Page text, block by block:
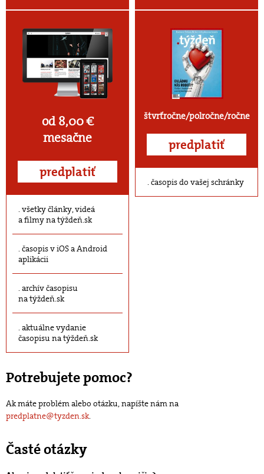
od 8,00 €
mesačne
predplatiť
všetky články, videá
a filmy na týždeň.sk
časopis v iOS a Android
aplikácii
archív časopisu
na týždeň.sk
aktuálne vydanie
časopisu na týždeň.sk
štvrťročne/polročne/ročne
predplatiť
časopis do vašej schránky
Potrebujete pomoc?
Ak máte problém alebo otázku, napíšte nám na
predplatne@tyzden.sk.
Časté otázky